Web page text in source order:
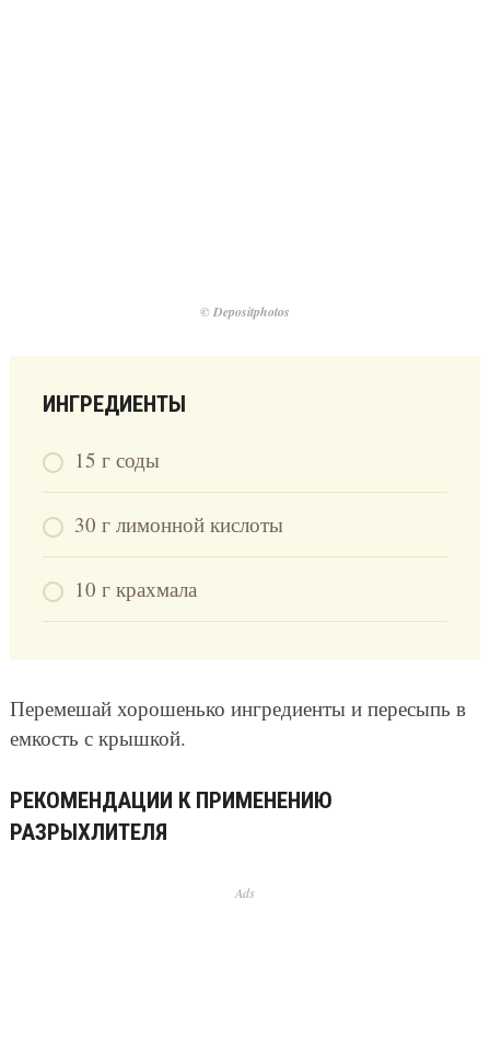
© Depositphotos
ИНГРЕДИЕНТЫ
15 г соды
30 г лимонной кислоты
10 г крахмала
Перемешай хорошенько ингредиенты и пересыпь в
емкость с крышкой.
РЕКОМЕНДАЦИИ К ПРИМЕНЕНИЮ
РАЗРЫХЛИТЕЛЯ
Ads